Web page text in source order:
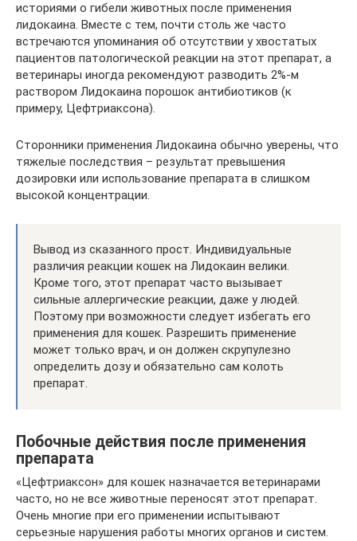
историями о гибели животных после применения
лидокаина. Вместе с тем, почти столь же часто
встречаются упоминания об отсутствии у хвостатых
пациентов патологической реакции на этот препарат, а
ветеринары иногда рекомендуют разводить 2%-м
раствором Лидокаина порошок антибиотиков (к
примеру, Цефтриаксона).
Сторонники применения Лидокаина обычно уверены, что
тяжелые последствия – результат превышения
дозировки или использование препарата в слишком
высокой концентрации.
Вывод из сказанного прост. Индивидуальные
различия реакции кошек на Лидокаин велики.
Кроме того, этот препарат часто вызывает
сильные аллергические реакции, даже у людей.
Поэтому при возможности следует избегать его
применения для кошек. Разрешить применение
может только врач, и он должен скрупулезно
определить дозу и обязательно сам колоть
препарат.
Побочные действия после применения
препарата
«Цефтриаксон» для кошек назначается ветеринарами
часто, но не все животные переносят этот препарат.
Очень многие при его применении испытывают
серьезные нарушения работы многих органов и систем.